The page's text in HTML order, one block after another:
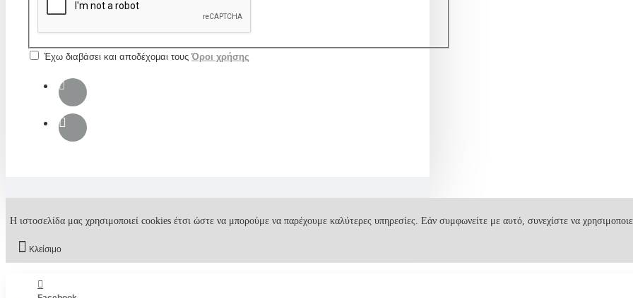
Έχω διαβάσει και αποδέχομαι τους Όροι χρήσης
Η ιστοσελίδα μας χρησιμοποιεί cookies έτσι ώστε να μπορούμε να παρέχουμε καλύτερες υπηρεσίες. Εάν συμφωνείτε με αυτό, συνεχίστε να
Κλείσιμο